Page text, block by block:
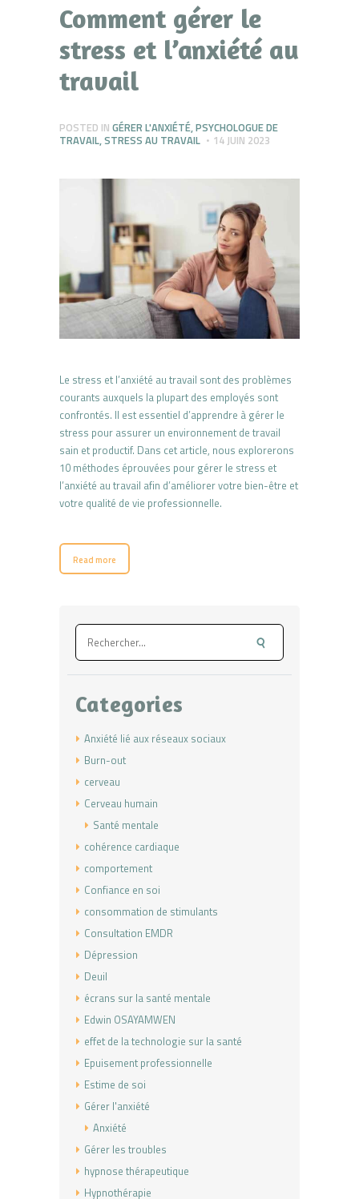
Comment gérer le
stress et l’anxiété au
travail
POSTED IN GÉRER L'ANXIÉTÉ,PSYCHOLOGUE DE
TRAVAIL,STRESS AU TRAVAIL 14 JUIN 2023
Le stress et l’anxiété au travail sont des problèmes
courants auxquels la plupart des employés sont
confrontés. Il est essentiel d’apprendre à gérer le
stress pour assurer un environnement de travail
sain et productif. Dans cet article, nous explorerons
10 méthodes éprouvées pour gérer le stress et
l’anxiété au travail afin d’améliorer votre bien-être et
votre qualité de vie professionnelle.
Read more
Rechercher :
Categories
Anxiété lié aux réseaux sociaux
Burn-out
cerveau
Cerveau humain
Santé mentale
cohérence cardiaque
comportement
Confiance en soi
consommation de stimulants
Consultation EMDR
Dépression
Deuil
écrans sur la santé mentale
Edwin OSAYAMWEN
effet de la technologie sur la santé
Epuisement professionnelle
Estime de soi
Gérer l'anxiété
Anxiété
Gérer les troubles
hypnose thérapeutique
Hypnothérapie